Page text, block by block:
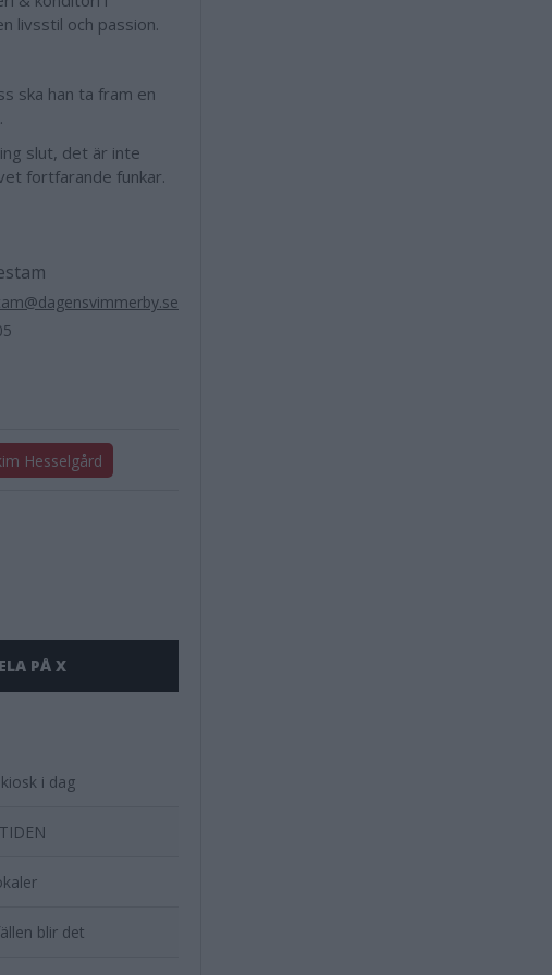
livsstil och passion.
ska han ta fram en
slut, det är inte
fortfarande funkar.
Hesselgård
PÅ X
i dag
blir det